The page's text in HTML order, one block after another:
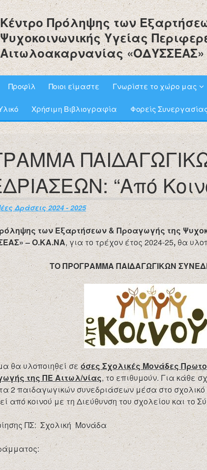
Κέντρο Πρόληψης των
Ψυχοκοινωνικής Υγείας
Αιτωλοακαρνανίας «ΟΔΥΣΣΕΑΣ»
Προφίλ Ποιοι είμαστε Γνωρίστε το χώρο μας
Χρήσιμη Βιβλιογραφία Φορείς Συνεργασίας
“Από
Δράσεις 2024 - 2025
των Εξαρτήσεων & Προαγωγής της
– Ο.ΚΑ.ΝΑ, για το τρέχον έτος 2024-25, θα
ΤΟ ΠΡΟΓΡΑΜΜΑ ΠΑΙΔΑΓΩΓΙΚΩΝ
θα υλοποιηθεί σεόσες Σχολικές Μονάδες
της ΠΕ Αιτωλ/νίας, το επιθυμούν. Για κάθε
2 παιδαγωγικών συνεδριάσεων μέσα στο σχολικό
από κοινού με τη Διεύθυνση του σχολείου και το
ΠΣ: Σχολική Μονάδα